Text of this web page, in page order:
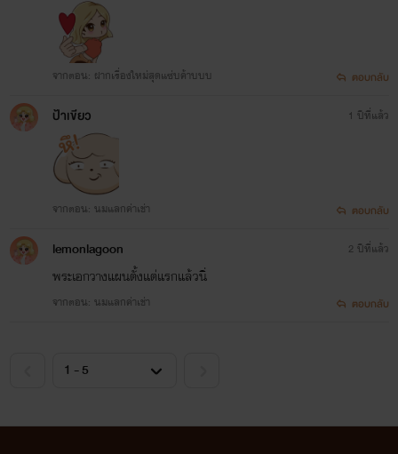
จากตอน: ฝากเรื่องใหม่สุดแซ่บค้าบบบ ตอบกลับ
ป้าเขียว
จากตอน: นมแลกค่าเช่า
1 ปีที่แล้ว
ตอบกลับ
lemonlagoon
พระเอกวางแผนตั้งแต่แรกแล้วนิ่
จากตอน: นมแลกค่าเช่า
2 ปีที่แล้ว
ตอบกลับ